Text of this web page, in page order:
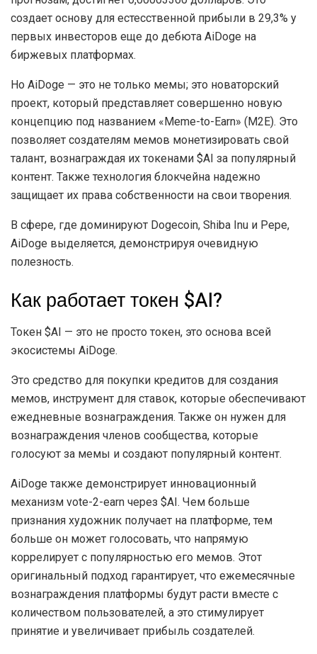
создает основу для естесственной прибыли в 29,3% у
первых инвесторов еще до дебюта AiDoge на
биржевых платформах.
Но AiDoge — это не только мемы; это новаторский
проект, который представляет совершенно новую
концепцию под названием «Meme-to-Earn» (M2E). Это
позволяет создателям мемов монетизировать свой
талант, вознаграждая их токенами $AI за популярный
контент. Также технология блокчейна надежно
защищает их права собственности на свои творения.
В сфере, где доминируют Dogecoin, Shiba Inu и Pepe,
AiDoge выделяется, демонстрируя очевидную
полезность.
Как работает токен $AI?
Токен $AI — это не просто токен, это основа всей
экосистемы AiDoge.
Это средство для покупки кредитов для создания
мемов, инструмент для ставок, которые обеспечивают
ежедневные вознаграждения. Также он нужен для
вознаграждения членов сообщества, которые
голосуют за мемы и создают популярный контент.
AiDoge также демонстрирует инновационный
механизм vote-2-earn через $AI. Чем больше
признания художник получает на платформе, тем
больше он может голосовать, что напрямую
коррелирует с популярностью его мемов. Этот
оригинальный подход гарантирует, что ежемесячные
вознаграждения платформы будут расти вместе с
количеством пользователей, а это стимулирует
принятие и увеличивает прибыль создателей.